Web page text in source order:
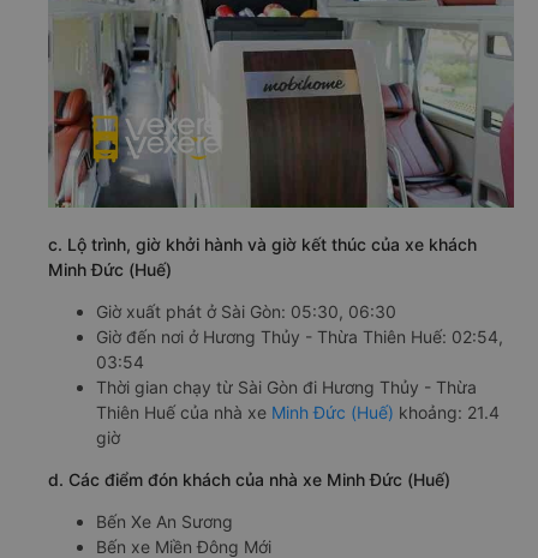
c. Lộ trình, giờ khởi hành và giờ kết thúc của xe khách
Minh Đức (Huế)
Giờ xuất phát ở Sài Gòn: 05:30, 06:30
Giờ đến nơi ở Hương Thủy - Thừa Thiên Huế: 02:54,
03:54
Thời gian chạy từ Sài Gòn đi Hương Thủy - Thừa
Thiên Huế của nhà xe Minh Đức (Huế) khoảng: 21.4
giờ
d. Các điểm đón khách của nhà xe Minh Đức (Huế)
Bến Xe An Sương
Bến xe Miền Đông Mới